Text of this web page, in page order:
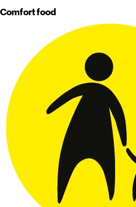
Comfort food